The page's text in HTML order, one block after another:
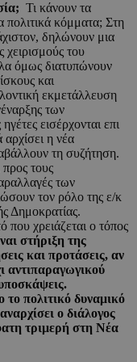
Τι κάνουν τα
κόμματα; Στη
δηλώνουν μια
χειρισμούς του
όμως διατυπώνουν
και
εκμετάλλευση
των
εισέρχονται επι
η νέα
τη συζήτηση.
τους
των
τον ρόλο της ε/κ
Δημοκρατίας.
που χρειάζεται ο τόπος
στήριξη της
και προτάσεις, αν
αντιπαραγωγικού
.
το πολιτικό δυναμικό
ο διάλογος
τριμερή στη Νέα